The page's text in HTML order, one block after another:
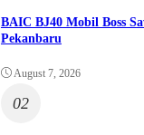
BAIC BJ40 Mobil Boss
Pekanbaru
August 7, 2026
02